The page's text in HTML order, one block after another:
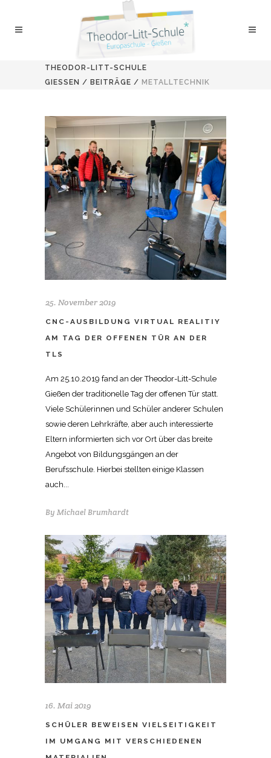
THEODOR-LITT-SCHULE
GIESSEN
/ BEITRÄGE / METALLTECHNIK
25. November 2019
CNC-AUSBILDUNG VIRTUAL REALITIY
AM TAG DER OFFENEN TÜR AN DER
TLS
Am 25.10.2019 fand an der Theodor-Litt-Schule
Gießen der traditionelle Tag der offenen Tür statt.
Viele Schülerinnen und Schüler anderer Schulen
sowie deren Lehrkräfte, aber auch interessierte
Eltern informierten sich vor Ort über das breite
Angebot von Bildungsgängen an der
Berufsschule. Hierbei stellten einige Klassen
auch...
By Michael Brumhardt
16. Mai 2019
SCHÜLER BEWEISEN VIELSEITIGKEIT
IM UMGANG MIT VERSCHIEDENEN